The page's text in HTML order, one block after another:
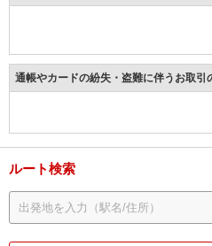
通帳やカードの紛失・盗難に伴うお取引
ルート検索